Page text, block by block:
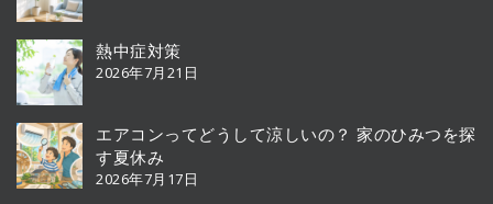
熱中症対策
2026年7月21日
エアコンってどうして涼しいの？ 家のひみつを探
す夏休み
2026年7月17日